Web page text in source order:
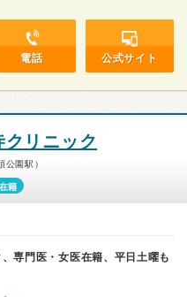
電話 公式サイト
リニック
園駅）
籍
専門医・女医在籍、平日土曜も